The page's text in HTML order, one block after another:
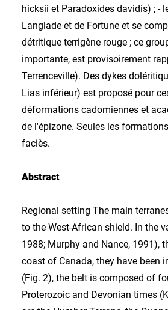
hicksii et Paradoxides davidis) ; -
Langlade et de Fortune et se
détritique terrigène rouge ; ce
importante, est provisoirement
Terrenceville). Des dykes
Lias inférieur) est proposé pour
déformations cadomiennes et
de l'épizone. Seules les
faciès.
Abstract
Regional setting The main terranes. The Late Proterozoic Cadomian-Avalonian belt (Fig. 1) had a marginal position relative to the West-African shield. In the various reconstructions of the pre-Mesozoic North-Atlantic border (Wilson, 1966; Bond et al., 1988; Murphy and Nance, 1991), the elements of this belt are identified from Florida up to the Bohemian Massif. On the east coast of Canada, they have been included in the Appalachian belt. There, in Newfoundland, Nova Scotia and New-Brunswick (Fig. 2), the belt is composed of four main tectono-stratigraphic units that witness of the creation of this belt between end Proterozoic and Devonian times (Keppie, 1989), i.e. during closure of the Iapetus ocean. From north to south (Fig. 3a, b), they are the Humber Terrane, the Dunnage Terrane, the Gander Terrane and the Avalon Terrane. The Humber Terrane represents the old western continental margin of the ocean. The evolution of this zone began during the latest Proterozoic by rifting of the crystalline Grenville basement, followed during the Early Cambrian by the development of a passive margin and the opening of an oceanic basin that existed at least until the Early Ordovician. Oceanic closure during the Ordovician led to thrusting of the Taconian allochthons and the development of the Taconian foreland basin that, during the Middle Ordovician, was fed by erosion detritus from the nappes The Dunnage Terrane represents the remains of the Iapetus ocean that was sutured during the Taconian orogeny. Cambrian to Middle Ordovician submarine volcanic rocks and early ophiolite suites formed in a subduction environment are found in this zone. However, the evolution of the terrane was much more complex, with several successive volcanic arcs as proved by sub-zones, such as the Notre Dame and Exploits ones, that are described from the Dunnage Terrane. The Gander Terrane represents the Gondwanian part of the Iapetus continental margin. It is characterized by siliciclastic sedimentary rock in which volcanic terms are scarce. The age of the rocks is Cambrian to Ordovician. This terrane is explained as an accretion prism over continental crust (Colman-Sadd, 1992). The Avalon Terrane lies in a very external position relative to the Appalachian orogen. It is bordered to the south by the Minas Fault that forms the contact with the Meguma Terrane. The Avalon Terrane is widely exposed in Nova Scotia and off-shore south of St. Pierre and Miquelon (Fig. 6). During the Early Paleozoic, this domain was independent of the other three terranes, to which it was accreted during the Ordovician to Early Devonian (Keppie, 1989) by oblique sinistral shearing along major crustal discontinuities such as